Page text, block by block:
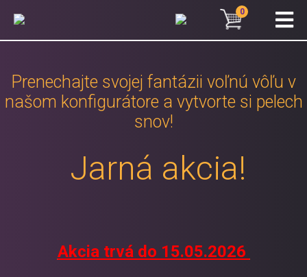
0
Prenechajte svojej fantázii voľnú vôľu v
našom konfigurátore a vytvorte si pelech
snov!
Jarná akcia!
Akcia trvá do 15.05.2026